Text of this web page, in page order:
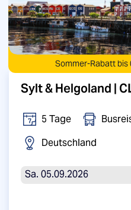
Sommer-Rabatt bis
Sylt & Helgoland |
5 Tage
Deutschland
Sa. 05.09.2026